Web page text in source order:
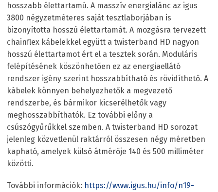
hosszabb élettartamú. A masszív energialánc az igus
3800 négyzetméteres saját tesztlaborjában is
bizonyította hosszú élettartamát. A mozgásra tervezett
chainflex kábelekkel együtt a twisterband HD nagyon
hosszú élettartamot ért el a tesztek során. Moduláris
felépítésének köszönhetően ez az energiaellátó
rendszer igény szerint hosszabbítható és rövidíthető. A
kábelek könnyen behelyezhetők a megvezető
rendszerbe, és bármikor kicserélhetők vagy
meghosszabbíthatók. Ez további előny a
csúszógyűrűkkel szemben. A twisterband HD sorozat
jelenleg közvetlenül raktárról összesen négy méretben
kapható, amelyek külső átmérője 140 és 500 milliméter
közötti.
További információk: https://www.igus.hu/info/n19-